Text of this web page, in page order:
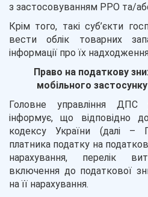
з застосовуванням РРО та/
Крім того, такі суб’єкти
вести облік товарних
інформації про їх
Право на податкову
мобільного
Головне управління ДПС
інформує, що відповідно
кодексу України (далі –
платника податку на
нарахування, перелік
включення до податкової
на її нарахування.